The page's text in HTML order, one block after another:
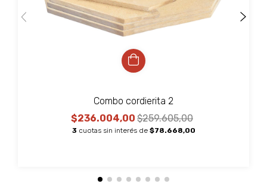
Combo cordierita 2
$236.004,00 $259.605,00
3 cuotas sin interés de $78.668,00